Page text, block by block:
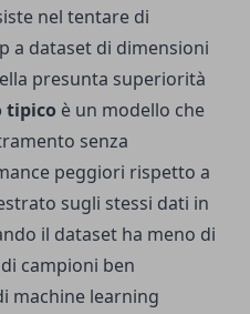
nel tentare di
a dataset di dimensioni
presunta superiorità
tipico è un modello che
senza
peggiori rispetto a
sugli stessi dati in
il dataset ha meno di
campioni ben
machine learning